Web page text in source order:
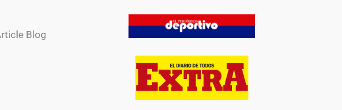
Blog